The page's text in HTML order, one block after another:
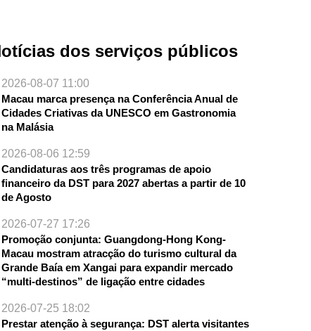
dos serviços públicos
2026-08-07 11:00
Macau marca presença na Conferência Anual de
Cidades Criativas da UNESCO em Gastronomia
na Malásia
2026-08-06 12:59
Candidaturas aos três programas de apoio
financeiro da DST para 2027 abertas a partir de 10
de Agosto
2026-07-27 17:26
Promoção conjunta: Guangdong-Hong Kong-
Macau mostram atracção do turismo cultural da
Grande Baía em Xangai para expandir mercado
“multi-destinos” de ligação entre cidades
2026-07-25 18:02
Prestar atenção à segurança: DST alerta visitantes